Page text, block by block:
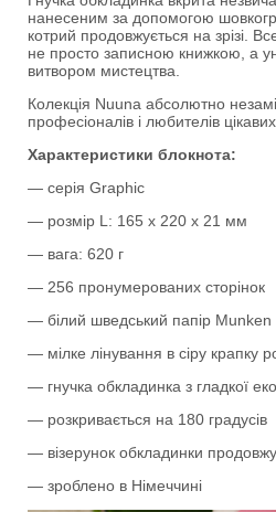
нанесеним за допомогою
котрий продовжується на зрізі.
не просто записною книжкою, а
витвором мистецтва.
Колекція Nuuna абсолютно
професіоналів і любителів
Характеристики блокнота:
— серія Graphic
— розмір L: 165 x 220 x 21 мм
— вага: 620 г
— 256 пронумерованих сторінок
— білий шведський папір
— мілке лінування в сіру крапку
— гнучка обкладинка з гладкої
— розкривається на 180 градусів
— візерунок обкладинки
— зроблено в Німеччині